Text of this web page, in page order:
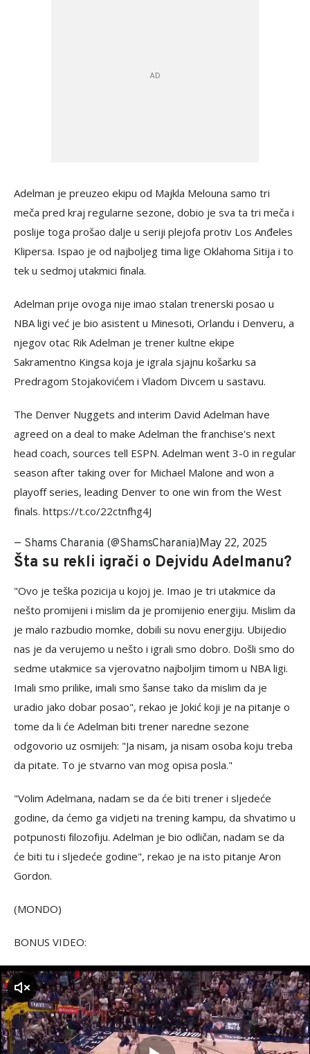
Adelman je preuzeo ekipu od Majkla Melouna samo tri
meča pred kraj regularne sezone, dobio je sva ta tri meča i
poslije toga prošao dalje u seriji plejofa protiv Los Anđeles
Klipersa. Ispao je od najboljeg tima lige Oklahoma Sitija i to
tek u sedmoj utakmici finala.
Adelman prije ovoga nije imao stalan trenerski posao u
NBA ligi već je bio asistent u Minesoti, Orlandu i Denveru, a
njegov otac Rik Adelman je trener kultne ekipe
Sakramentno Kingsa koja je igrala sjajnu košarku sa
Predragom Stojakovićem i Vladom Divcem u sastavu.
The Denver Nuggets and interim David Adelman have
agreed on a deal to make Adelman the franchise's next
head coach, sources tell ESPN. Adelman went 3-0 in regular
season after taking over for Michael Malone and won a
playoff series, leading Denver to one win from the West
finals. https://t.co/22ctnfhg4J
— Shams Charania (@ShamsCharania)May 22, 2025
Šta su rekli igrači o Dejvidu Adelmanu?
"Ovo je teška pozicija u kojoj je. Imao je tri utakmice da
nešto promijeni i mislim da je promijenio energiju. Mislim da
je malo razbudio momke, dobili su novu energiju. Ubijedio
nas je da verujemo u nešto i igrali smo dobro. Došli smo do
sedme utakmice sa vjerovatno najboljim timom u NBA ligi.
Imali smo prilike, imali smo šanse tako da mislim da je
uradio jako dobar posao", rekao je Jokić koji je na pitanje o
tome da li će Adelman biti trener naredne sezone
odgovorio uz osmijeh: "Ja nisam, ja nisam osoba koju treba
da pitate. To je stvarno van mog opisa posla."
"Volim Adelmana, nadam se da će biti trener i sljedeće
godine, da ćemo ga vidjeti na trening kampu, da shvatimo u
potpunosti filozofiju. Adelman je bio odličan, nadam se da
će biti tu i sljedeće godine", rekao je na isto pitanje Aron
Gordon.
(MONDO)
BONUS VIDEO: